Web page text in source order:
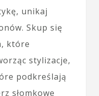
unikaj
Skup się
które
stylizacje,
podkreślają
słomkowe